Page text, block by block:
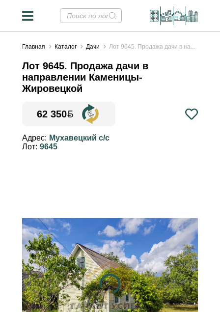
Главная Каталог Дачи Лот 9645. Продажа дачи в на...
Лот 9645. Продажа дачи в
направлении Каменицы-
Жировецкой
62 350
Конвертер валют ✕
Курсы НБРБ на 06.08.2026
валютных эквивалентах
рассчитана на основе
официальных курсов НБ РБ
на текущую дату и
предоставлена справочно
для удобства восприятия
цен, в том числе
иностранными гражданами.
Адрес: Мухавецкий с/с
Лот: 9645